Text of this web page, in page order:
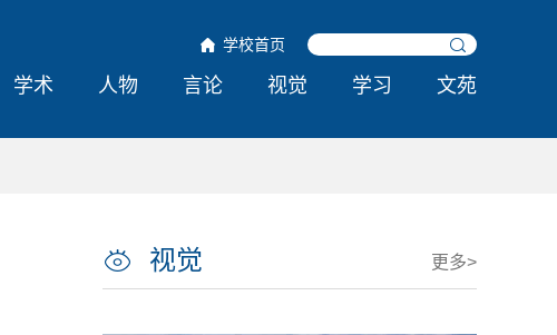
学校首页
学术 人物 言论 视觉 学习 文苑
视觉 更多>